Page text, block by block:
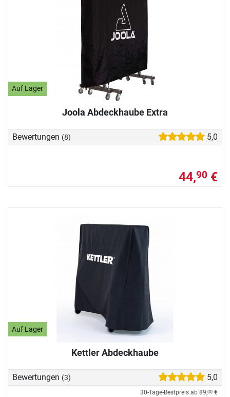
Auf Lager
Joola Abdeckhaube Extra
Bewertungen (8) 5,0
44,90 €
Auf Lager
Kettler Abdeckhaube
Bewertungen (3) 5,0
30-Tage-Bestpreis ab 89,00 €